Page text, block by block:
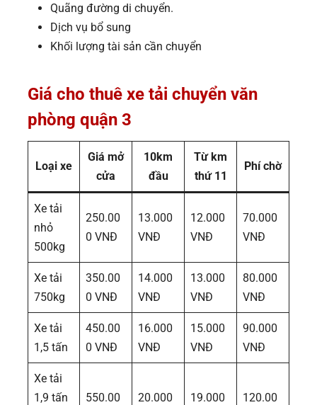
Quãng đường di chuyển.
Dịch vụ bổ sung
Khối lượng tài sản cần chuyển
Giá cho thuê xe tải chuyển văn
phòng quận 3
Loại xe
Giá mở
cửa
10km
đầu
Từ km
thứ 11
Phí chờ
Xe tải
nhỏ
500kg
250.00
0 VNĐ
13.000
VNĐ
12.000
VNĐ
70.000
VNĐ
Xe tải
750kg
350.00
0 VNĐ
14.000
VNĐ
13.000
VNĐ
80.000
VNĐ
Xe tải
1,5 tấn
450.00
0 VNĐ
16.000
VNĐ
15.000
VNĐ
90.000
VNĐ
Xe tải
1,9 tấn
550.00
20.000
19.000
120.00